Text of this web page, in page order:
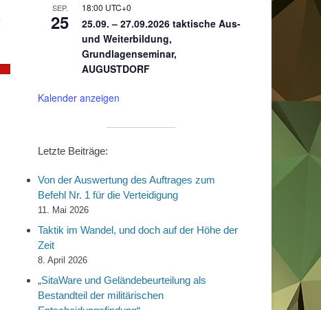
SEP.
25
18:00 UTC+0
25.09. – 27.09.2026 taktische Aus-
und Weiterbildung,
Grundlagenseminar,
AUGUSTDORF
Kalender anzeigen
Letzte Beiträge:
Von der Auswertung des Auftrages zum
Befehl Nr. 1 für die Verteidigung
11. Mai 2026
Taktik im Wandel, und doch auf der Höhe der
Zeit
8. April 2026
„SitaWare und Geländebeurteilung als
Bestandteil der militärischen